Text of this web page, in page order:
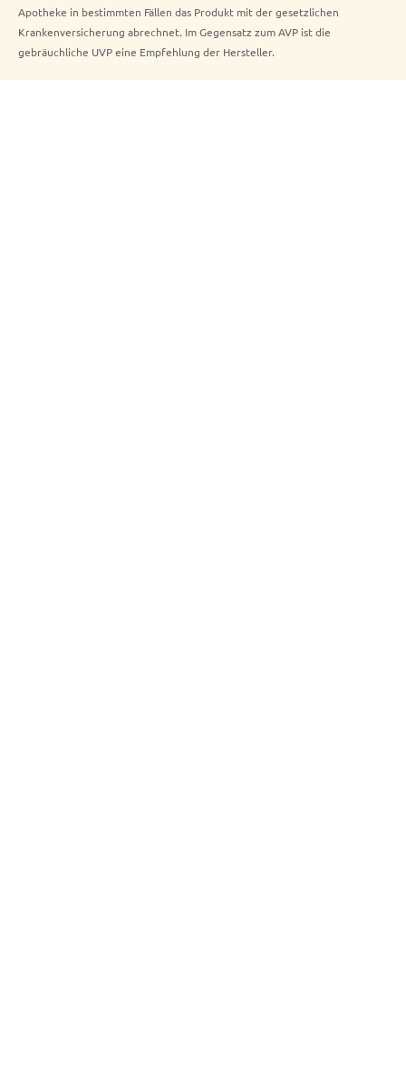
Apotheke in bestimmten Fällen das Produkt mit der gesetzlichen
Krankenversicherung abrechnet. Im Gegensatz zum AVP ist die
gebräuchliche UVP eine Empfehlung der Hersteller.